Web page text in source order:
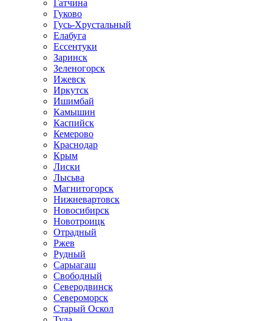
Гатчина
Гуково
Гусь-Хрустальный
Елабуга
Ессентуки
Заринск
Зеленогорск
Ижевск
Иркутск
Ишимбай
Камышин
Каспийск
Кемерово
Краснодар
Крым
Лиски
Лысьва
Магнитогорск
Нижневартовск
Новосибирск
Новотроицк
Отрадный
Ржев
Рудный
Сарыагаш
Свободный
Северодвинск
Североморск
Старый Оскол